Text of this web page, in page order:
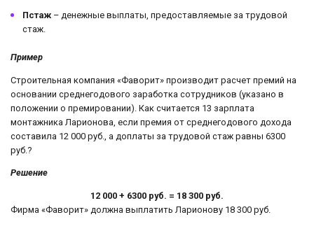
Пстаж – денежные выплаты, предоставляемые за трудовой
стаж.
Пример
Строительная компания «Фаворит» производит расчет премий на
основании среднегодового заработка сотрудников (указано в
положении о премировании). Как считается 13 зарплата
монтажника Ларионова, если премия от среднегодового дохода
составила 12 000 руб., а доплаты за трудовой стаж равны 6300
руб.?
Решение
12 000 + 6300 руб. = 18 300 руб.
Фирма «Фаворит» должна выплатить Ларионову 18 300 руб.